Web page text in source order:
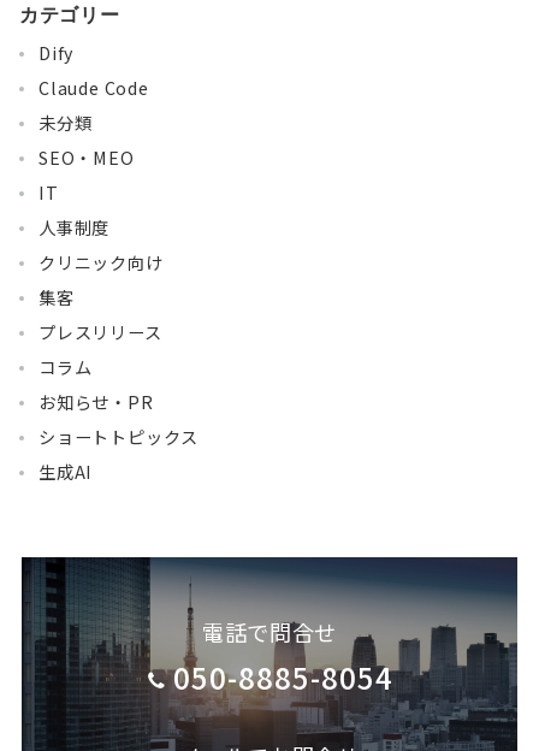
カテゴリー
Dify
Claude Code
未分類
SEO・MEO
IT
人事制度
クリニック向け
集客
プレスリリース
コラム
お知らせ・PR
ショートトピックス
生成AI
電話で問合せ
050-8885-8054